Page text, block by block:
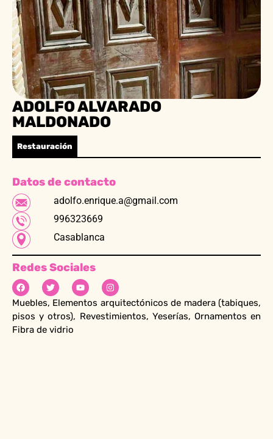
ADOLFO ALVARADO
MALDONADO
Restauración
Datos de contacto
adolfo.enrique.a@gmail.com
996323669
Casablanca
Redes Sociales
Muebles, Elementos arquitectónicos de madera (tabiques,
pisos y otros), Revestimientos, Yeserías, Ornamentos en
Fibra de vidrio